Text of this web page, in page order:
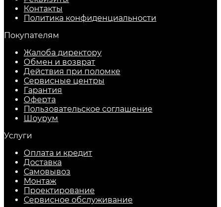
Контакты
Политика конфиденциальности
Покупателям
Жалоба директору
Обмен и возврат
Действия при поломке
Сервисные центры
Гарантия
Оферта
Пользовательское соглашение
Шоурум
Услуги
Оплата и кредит
Доставка
Самовывоз
Монтаж
Проектирование
Сервисное обслуживание